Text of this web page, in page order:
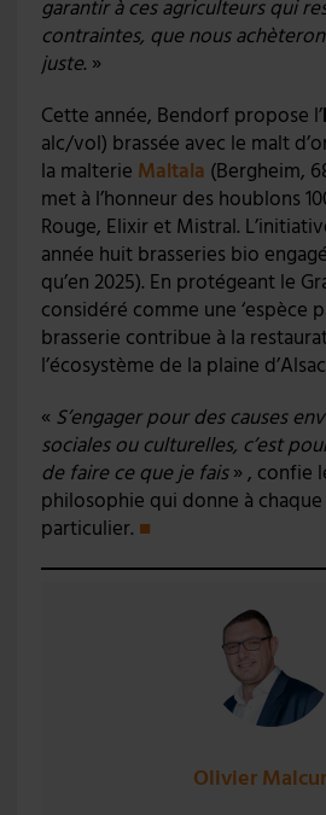
garantir à ces agriculteurs qui
contraintes, que nous
juste. »
Cette année, Bendorf propose l’
alc/vol) brassée avec le malt
la malterie Maltala (Bergheim,
met à l’honneur des houblons
Rouge, Elixir et Mistral.
année huit brasseries bio
qu’en 2025). En protégeant le
considéré comme une ‘espèce
brasserie contribue à la
l’écosystème de la plaine
« S’engager pour des causes
sociales ou culturelles, c’est
de faire ce que je fais» , confie
philosophie qui donne à
particulier. ■
Olivier